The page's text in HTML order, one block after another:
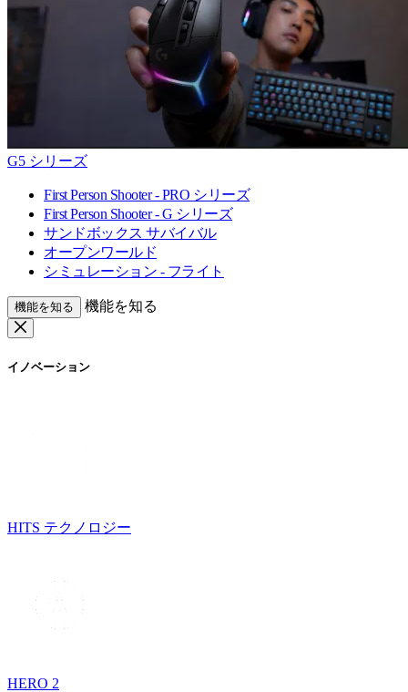
G5 シリーズ
First Person Shooter - PRO シリーズ
First Person Shooter - G シリーズ
サンドボックス サバイバル
オープンワールド
シミュレーション - フライト
機能を知る 機能を知る
イノベーション
HITS テクノロジー
HERO 2